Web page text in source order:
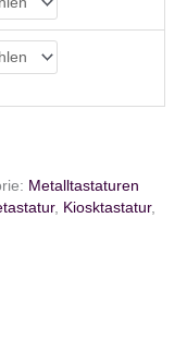
Metalltastaturen
, Kiosktastatur,